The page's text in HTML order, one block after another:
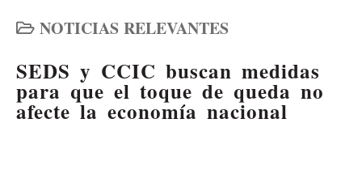
NOTICIAS RELEVANTES
SEDS y CCIC buscan medidas
para que el toque de queda no
afecte la economía nacional